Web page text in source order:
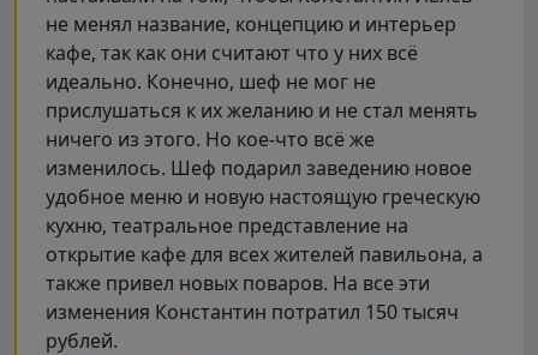
не менял название, концепцию и интерьер
кафе, так как они считают что у них всё
идеально. Конечно, шеф не мог не
прислушаться к их желанию и не стал менять
ничего из этого. Но кое-что всё же
изменилось. Шеф подарил заведению новое
удобное меню и новую настоящую греческую
кухню, театральное представление на
открытие кафе для всех жителей павильона, а
также привел новых поваров. На все эти
изменения Константин потратил 150 тысяч
рублей.